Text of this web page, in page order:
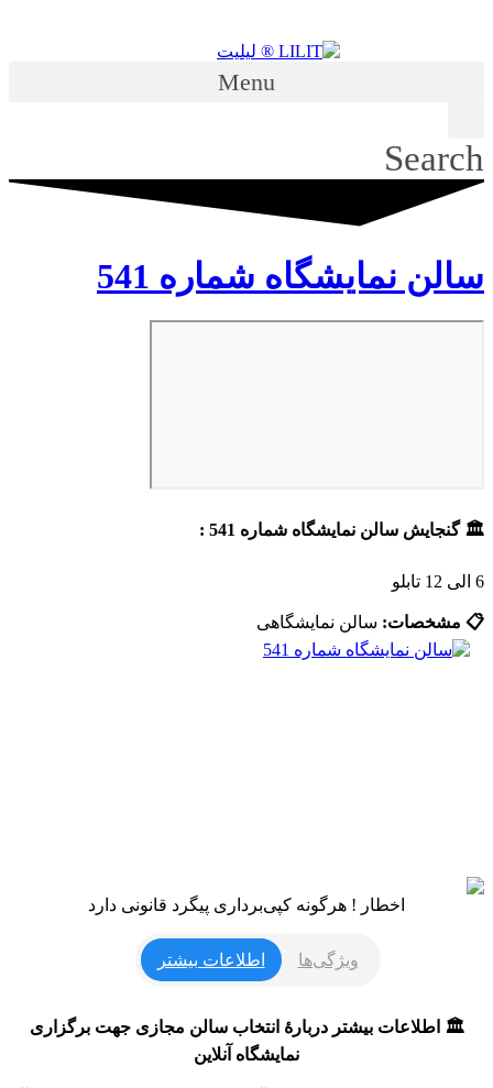
Menu
Search
سالن نمایشگاه شماره 541
🏛️ گنجایش سالن نمایشگاه شماره 541 :
6 الی 12 تابلو
📋 مشخصات: سالن نمایشگاهی
اخطار ! هرگونه کپی‌برداری پیگرد قانونی دارد
ویژگی‌ها اطلاعات بیشتر
🏛 اطلاعات بیشتر دربارهٔ انتخاب سالن مجازی جهت برگزاری
نمایشگاه آنلاین